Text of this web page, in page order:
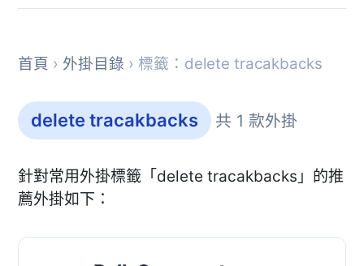
首頁 › 外掛目錄 › 標籤：delete tracakbacks
delete tracakbacks 共 1 款外掛
針對常用外掛標籤「delete tracakbacks」的推
薦外掛如下：